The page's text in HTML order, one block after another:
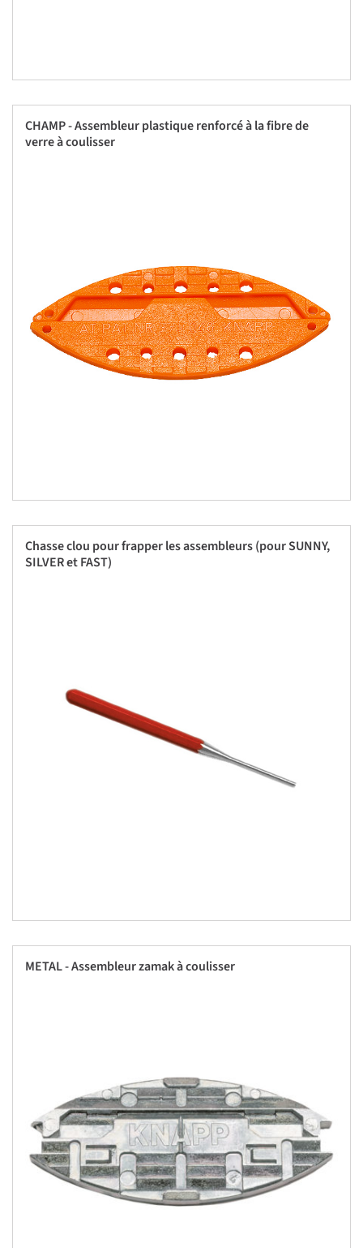
CHAMP - Assembleur plastique renforcé à la fibre de
verre à coulisser
Chasse clou pour frapper les assembleurs (pour SUNNY,
SILVER et FAST)
METAL - Assembleur zamak à coulisser